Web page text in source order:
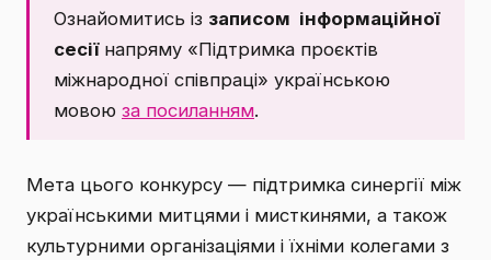
Ознайомитись із записом інформаційної
сесіїнапряму «Підтримка проєктів
міжнародної співпраці» українською
мовою за посиланням.
Мета цього конкурсу — підтримка синергії між
українськими митцями і мисткинями, а також
культурними організаціями і їхніми колегами з